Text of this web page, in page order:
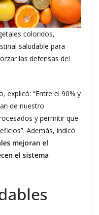
coloridos,
saludable para
las defensas del
explicó: “Entre el 90% y
de nuestro
y permitir que
Además, indicó
mejoran el
el sistema